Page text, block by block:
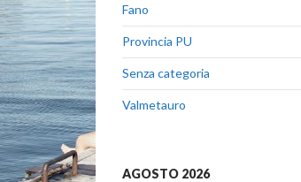
Fano
Provincia PU
Senza categoria
Valmetauro
AGOSTO 2026